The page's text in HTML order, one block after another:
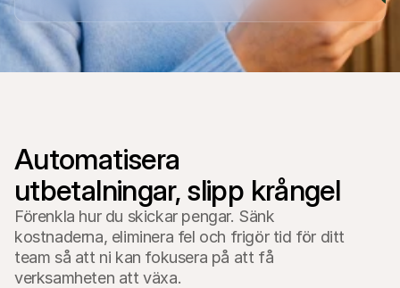
Automatisera
Förenkla hur du skickar pengar. Sänk
kostnaderna, eliminera fel och frigör tid för ditt
team så att ni kan fokusera på att få
verksamheten att växa.
For shoppers
Find out why Mollie is on your bank statement
For Mollie customers
Reach out to our customer support team
Contact sales